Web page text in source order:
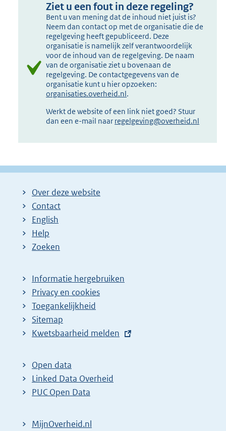
Ziet u een fout in deze regeling?
Bent u van mening dat de inhoud niet juist is?
Neem dan contact op met de organisatie die de
regelgeving heeft gepubliceerd. Deze
organisatie is namelijk zelf verantwoordelijk
voor de inhoud van de regelgeving. De naam
van de organisatie ziet u bovenaan de
regelgeving. De contactgegevens van de
organisatie kunt u hier opzoeken:
organisaties.overheid.nl.
Werkt de website of een link niet goed? Stuur
dan een e-mail naar regelgeving@overheid.nl
Over deze website
Contact
English
Help
Zoeken
Informatie hergebruiken
Privacy en cookies
Toegankelijkheid
Sitemap
E
t
e
r
l
Kwetsbaarheid melden
Open data
Linked Data Overheid
PUC Open Data
MijnOverheid.nl